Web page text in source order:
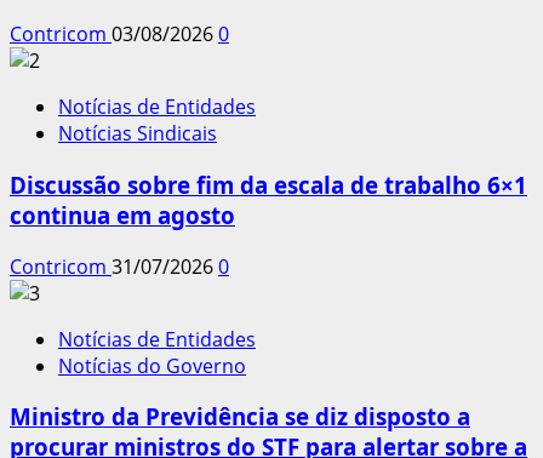
Contricom 03/08/20260
Notícias de Entidades
Notícias Sindicais
Discussão sobre fim da escala de trabalho 6×1
continua em agosto
Contricom 31/07/20260
Notícias de Entidades
Notícias do Governo
Ministro da Previdência se diz disposto a
procurar ministros do STF para alertar sobre a